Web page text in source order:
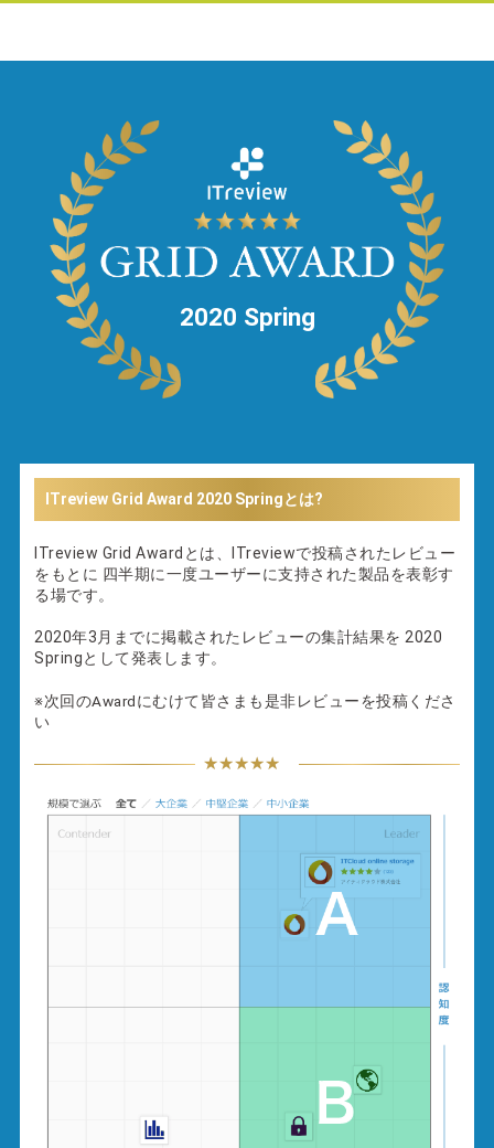
2020 Spring
ITreview Grid Award 2020 Springとは?
ITreview Grid Awardとは、ITreviewで投稿されたレビュー
をもとに 四半期に一度ユーザーに支持された製品を表彰す
る場です。
2020年3月 までに掲載されたレビューの集計結果を 2020
Springとして発表します。
※次回のAwardにむけて皆さまも是非レビューを投稿くださ
い